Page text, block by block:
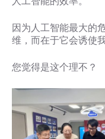
因为人工智能最大的
维，而在于它会诱使
您觉得是这个理不？